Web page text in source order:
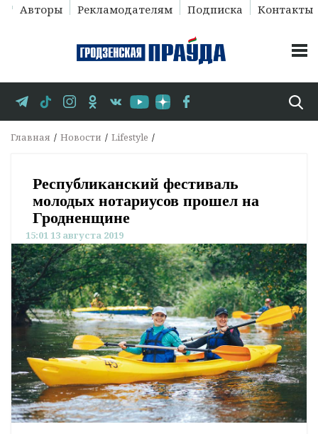
Авторы Рекламодателям Подписка Контакты
Главная Новости Lifestyle
Республиканский фестиваль
молодых нотариусов прошел на
Гродненщине
15:01 13 августа 2019